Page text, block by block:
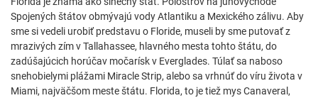
Spojených štátov obmývajú vody Atlantiku a Mexického zálivu. Aby
sme si vedeli urobiť predstavu o Floride, museli by sme putovať z
mrazivých zím v Tallahassee, hlavného mesta tohto štátu, do
zadúšajúcich horúčav močarísk v Everglades. Túlať sa naboso
snehobielymi plážami Miracle Strip, alebo sa vrhnúť do víru života v
Miami, najväčšom meste štátu. Florida, to je tiež mys Canaveral,